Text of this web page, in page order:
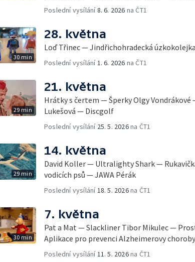
Poslední vysílání8. 6. 2026 na ČT1
30 min
28. května
Loď Třinec — Jindřichohradecká
Poslední vysílání1. 6. 2026 na ČT1
29 min
21. května
Hrátky s čertem — Šperky Olgy
Lukešová — Discgolf
Poslední vysílání 25. 5. 2026na ČT1
29 min
14. května
David Koller — Ultralighty Shark —
vodicích psů — JAWA Pérák
Poslední vysílání18. 5. 2026na ČT1
30 min
7. května
Pat a Mat — Slackliner Tibor Mikulec —
Aplikace pro prevenci Alzheimerovy
Poslední vysílání11. 5. 2026na ČT1